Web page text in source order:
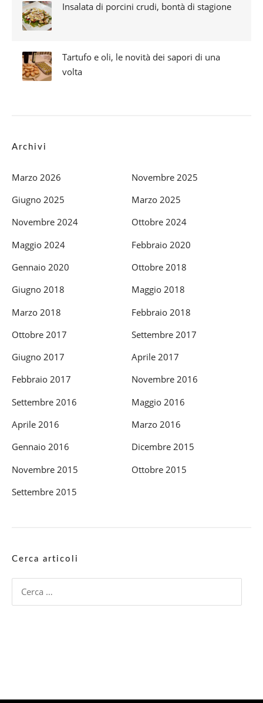
Insalata di porcini crudi, bontà di stagione
Tartufo e oli, le novità dei sapori di una
volta
Archivi
Marzo 2026
Novembre 2025
Giugno 2025
Marzo 2025
Novembre 2024
Ottobre 2024
Maggio 2024
Febbraio 2020
Gennaio 2020
Ottobre 2018
Giugno 2018
Maggio 2018
Marzo 2018
Febbraio 2018
Ottobre 2017
Settembre 2017
Giugno 2017
Aprile 2017
Febbraio 2017
Novembre 2016
Settembre 2016
Maggio 2016
Aprile 2016
Marzo 2016
Gennaio 2016
Dicembre 2015
Novembre 2015
Ottobre 2015
Settembre 2015
Cerca articoli
per: